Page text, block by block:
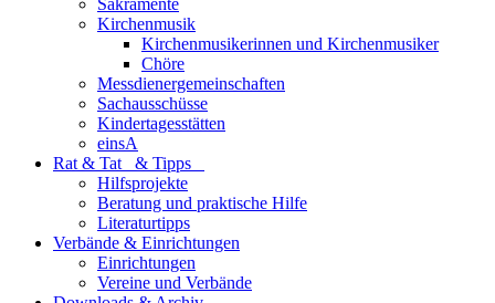
Sakramente
Kirchenmusik
Kirchenmusikerinnen und Kirchenmusiker
Chöre
Messdienergemeinschaften
Sachausschüsse
Kindertagesstätten
einsA
Rat & Tat & Tipps
Hilfsprojekte
Beratung und praktische Hilfe
Literaturtipps
Verbände & Einrichtungen
Einrichtungen
Vereine und Verbände